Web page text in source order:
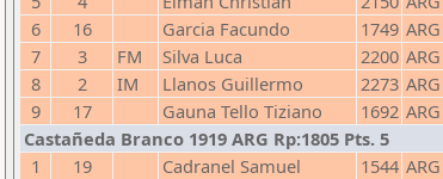
6
16 Garcia Facundo 1749 ARG
7
3 FM Silva Luca 2200 ARG
8
2 IM Llanos Guillermo 2273 ARG
9
17 Gauna Tello Tiziano 1692 ARG
Castañeda Branco 1919 ARG Rp:1805 Pts. 5
1
19 Cadranel Samuel 1544 ARG